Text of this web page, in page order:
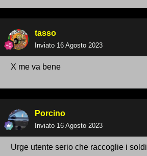
tasso
Inviato 16 Agosto 2023
X me va bene
Porcino
Inviato 16 Agosto 2023
Urge utente serio che raccoglie i soldi